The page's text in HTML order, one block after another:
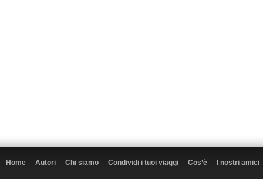
Home Autori Chi siamo Condividi i tuoi viaggi Cos’è I nostri amici